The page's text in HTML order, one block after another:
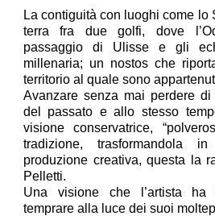
La contiguità con luoghi come lo
terra fra due golfi, dove
passaggio di Ulisse e gli
millenaria; un nostos che
territorio al quale sono
Avanzare senza mai perdere
del passato e allo stesso
visione conservatrice,
tradizione, trasformandola
produzione creativa, questa la
Pelletti.
Una visione che l’artista ha
temprare alla luce dei suoi